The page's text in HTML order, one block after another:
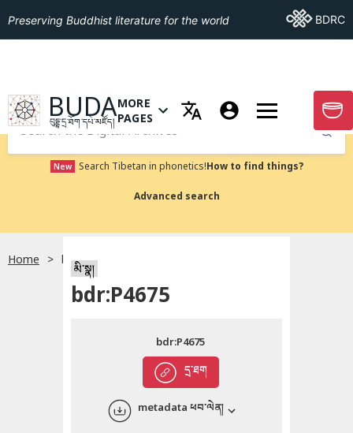
English
Preserving Buddhist literature for the world Go ToBDRC
GO TO HOMEPAGE
BUDA
བུདྡྷ་དྲ་ཐོག་དཔེ་མཛོད།
OPEN MENU OF MORE PAGES
MORE
PAGES
GO
Submit
New Search Tibetan in phonetics!How to find things?
Advanced search
Home bdr:P4675
མི་སྣ།
bdr:P4675
དྲ་ཐག
bdr:P4675
metadata ཕབ་ལེན།